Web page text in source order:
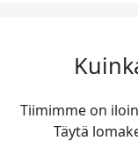
Tiimimme on
Täytä